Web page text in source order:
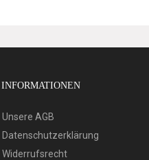
INFORMATIONEN
Unsere AGB
Datenschutzerklärung
Widerrufsrecht